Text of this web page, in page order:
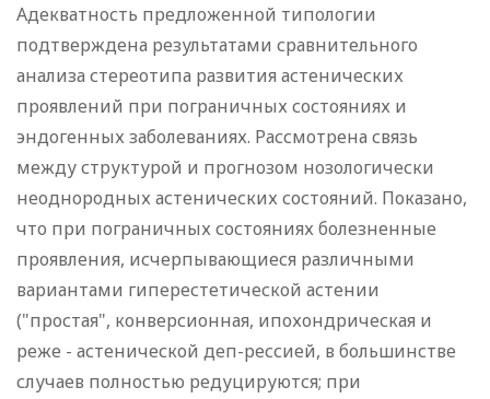
Адекватность предложенной типологии
подтверждена результатами сравнительного
анализа стереотипа развития астенических
проявлений при пограничных состояниях и
эндогенных заболеваниях. Рассмотрена связь
между структурой и прогнозом нозологически
неоднородных астенических состояний. Показано,
что при пограничных состояниях болезненные
проявления, исчерпывающиеся различными
вариантами гиперестетической астении
("простая", конверсионная, ипохондрическая и
реже - астенической деп-рессией, в большинстве
случаев полностью редуцируются; при